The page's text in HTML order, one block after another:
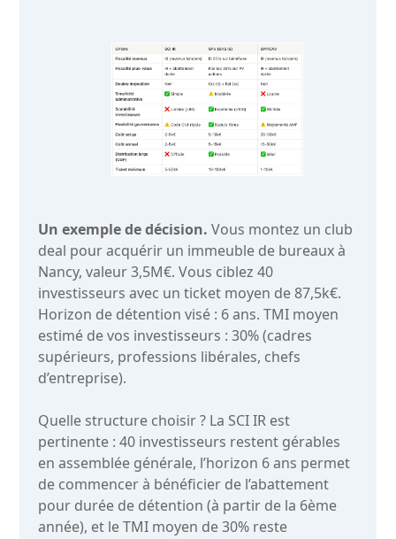
Un exemple de décision. Vous montez un club
deal pour acquérir un immeuble de bureaux à
Nancy, valeur 3,5M€. Vous ciblez 40
investisseurs avec un ticket moyen de 87,5k€.
Horizon de détention visé : 6 ans. TMI moyen
estimé de vos investisseurs : 30% (cadres
supérieurs, professions libérales, chefs
d’entreprise).
Quelle structure choisir ? La SCI IR est
pertinente : 40 investisseurs restent gérables
en assemblée générale, l’horizon 6 ans permet
de commencer à bénéficier de l’abattement
pour durée de détention (à partir de la 6ème
année), et le TMI moyen de 30% reste